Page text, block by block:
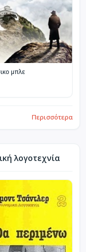
μπλε
Περισσότερα
λογοτεχνία